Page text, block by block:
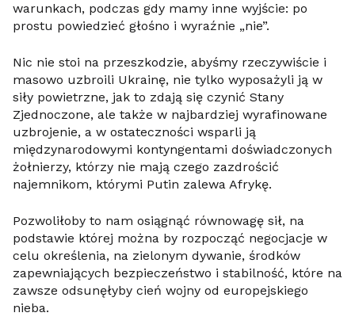
warunkach, podczas gdy mamy inne wyjście: po
prostu powiedzieć głośno i wyraźnie „nie”.
Nic nie stoi na przeszkodzie, abyśmy rzeczywiście i
masowo uzbroili Ukrainę, nie tylko wyposażyli ją w
siły powietrzne, jak to zdają się czynić Stany
Zjednoczone, ale także w najbardziej wyrafinowane
uzbrojenie, a w ostateczności wsparli ją
międzynarodowymi kontyngentami doświadczonych
żołnierzy, którzy nie mają czego zazdrościć
najemnikom, którymi Putin zalewa Afrykę.
Pozwoliłoby to nam osiągnąć równowagę sił, na
podstawie której można by rozpocząć negocjacje w
celu określenia, na zielonym dywanie, środków
zapewniających bezpieczeństwo i stabilność, które na
zawsze odsunęłyby cień wojny od europejskiego
nieba.